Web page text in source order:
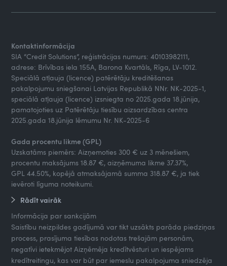
Kontaktinformācija
SIA “Credit Solutions”, reģistrācijas numurs: 40103982111,
adrese: Brīvības iela 155A, Barona Kvartāls, Rīga, LV-1012.
Speciālā atļauja (licence) patērētāju kreditēšanas
pakalpojumu sniegšanai Latvijas Republikā NNr. NK-2025-1,
speciālā atļauja (licence) izsniegta no 2025.gada 18.jūnija,
pamatojoties uz Patērētāju tiesību aizsardzības centra
2025.gada 18.jūnija lēmumu Nr. NK-2025-6
Gada procentu likme (GPL)
Uzskatāms piemērs: Aizņemoties 300 € uz 3 mēnešiem,
procentu maksājums 18.87 €, aizņēmuma likme 37.37%,
GPL 44.50%, kopējā atmaksājamā summa 318.87 €, ja tiek
ievēroti līguma noteikumi.
Rādīt vairāk
Informācija par sankcijām
Saistību neizpildes gadījumā var tikt uzsākts parāda piedziņas
process, prasījuma tiesības nodotas trešajām personām,
negatīvi ietekmējot Aizņēmēja kredītvēsturi un iespējams
kredītreitingu, kas var būt par iemeslu pakalpojuma sniedzēja